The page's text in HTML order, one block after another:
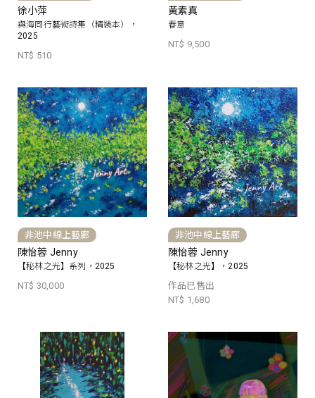
徐小萍
與海同行藝術詩集（精裝本），
2025
NT$ 510
黃素真
春意
NT$ 9,500
非池中線上藝廊
陳怡蓉 Jenny
【秘林之光】系列，2025
NT$ 30,000
非池中線上藝廊
陳怡蓉 Jenny
【秘林之光】，2025
作品已售出
NT$ 1,680